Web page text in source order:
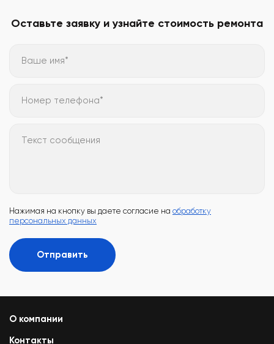
Оставьте заявку и узнайте стоимость ремонта
Ваше имя*
Номер телефона*
Текст сообщения
Нажимая на кнопку вы даете согласие на обработку
персональных данных
Отправить
О компании
Контакты